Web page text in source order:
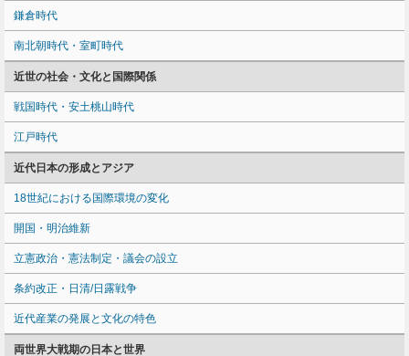
鎌倉時代
南北朝時代・室町時代
近世の社会・文化と国際関係
戦国時代・安土桃山時代
江戸時代
近代日本の形成とアジア
18世紀における国際環境の変化
開国・明治維新
立憲政治・憲法制定・議会の設立
条約改正・日清/日露戦争
近代産業の発展と文化の特色
両世界大戦期の日本と世界